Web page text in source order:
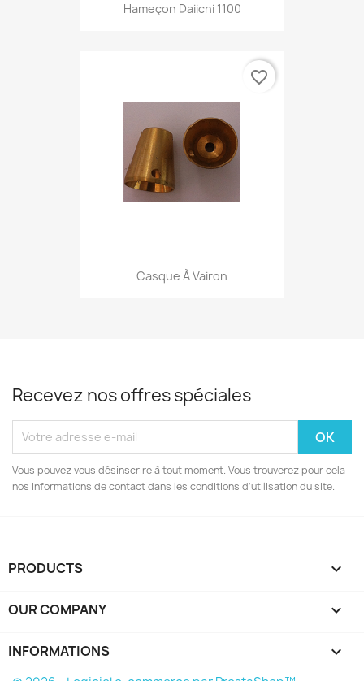
Hameçon Daiichi 1100
Casque À Vairon
favorite_border
Recevez nos offres spéciales
Vous pouvez vous désinscrire à tout moment. Vous trouverez pour cela
nos informations de contact dans les conditions d'utilisation du site.
PRODUCTS 
OUR COMPANY 
INFORMATIONS keyboard_arrow_down